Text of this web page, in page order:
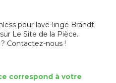
pour lave-linge Brandt
Le Site de la Pièce.
Contactez-nous !
correspond à votre